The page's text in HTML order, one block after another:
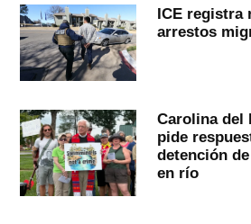
ICE registra
arrestos
Carolina del
pide
detención
en río